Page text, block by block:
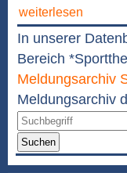
weiterlesen
In unserer
Bereich
Meldungsarchiv
Meldungsarchiv
Suchen